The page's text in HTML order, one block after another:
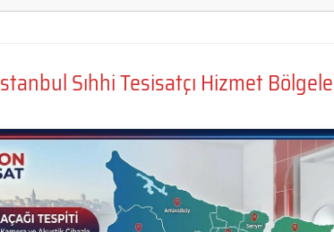
Sıhhi Tesisatçı Hizmet